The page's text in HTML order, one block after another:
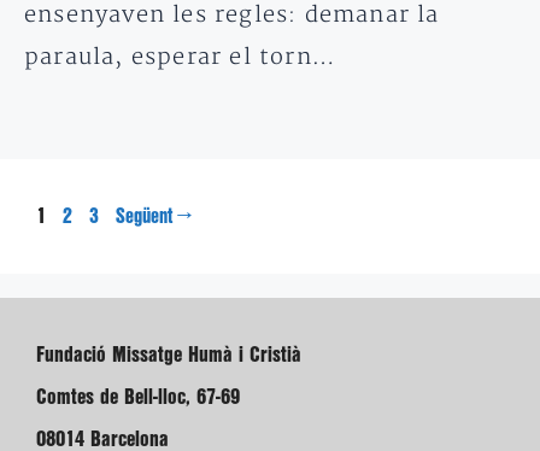
ensenyaven les regles: demanar la
paraula, esperar el torn…
Pàgina
1 Pàgina
2 Pàgina
3 Següent →
Fundació Missatge Humà i Cristià
Comtes de Bell-lloc, 67-69
08014 Barcelona